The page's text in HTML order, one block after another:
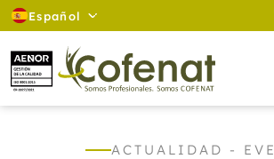
Español
ACTUALIDAD -